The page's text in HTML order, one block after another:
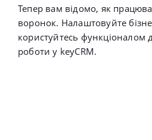
Тепер вам відомо, як
воронок. Налаштовуйте
користуйтесь функціоналом
роботи у keyCRM.